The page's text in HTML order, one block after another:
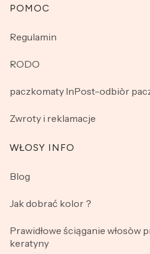
Linki w stopce
POMOC
Regulamin
RODO
paczkomaty InPost-odbiòr
Zwroty i reklamacje
WŁOSY INFO
Blog
Jak dobrać kolor？
Prawidłowe ściąganie włosòw
keratyny